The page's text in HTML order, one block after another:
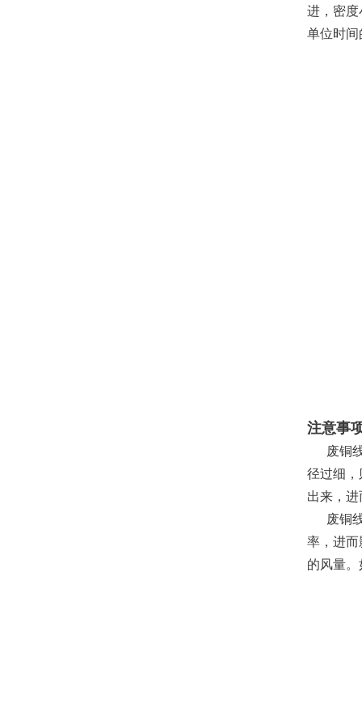
进，密度
单位时间
注意事
废铜线
径过细，
出来，进
废铜线
率，进而
的风量。